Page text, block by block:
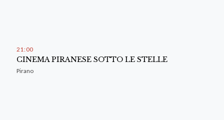
21 : 00
CINEMA PIRANESE SOTTO LE STELLE
Pirano